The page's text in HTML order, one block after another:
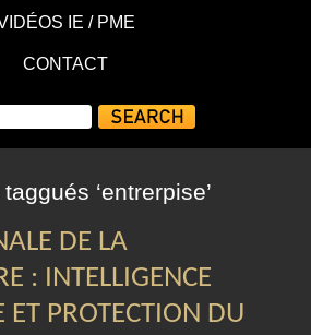
IE / PME
CONTACT
‘entrerpise’
DE LA
: INTELLIGENCE
PROTECTION DU